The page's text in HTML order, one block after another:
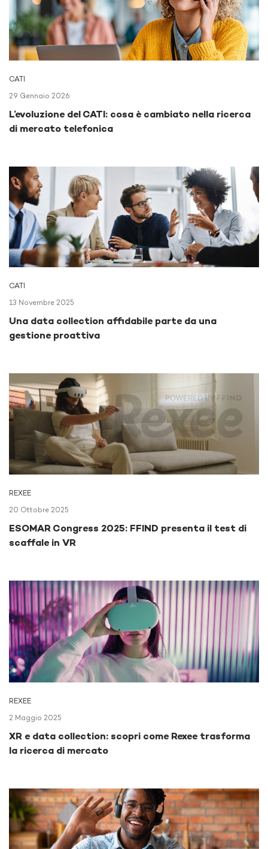
CATI
29 Gennaio 2026
L’evoluzione del CATI: cosa è cambiato nella ricerca
di mercato telefonica
CATI
13 Novembre 2025
Una data collection affidabile parte da una
gestione proattiva
REXEE
20 Ottobre 2025
ESOMAR Congress 2025: FFIND presenta il test di
scaffale in VR
REXEE
2 Maggio 2025
XR e data collection: scopri come Rexee trasforma
la ricerca di mercato